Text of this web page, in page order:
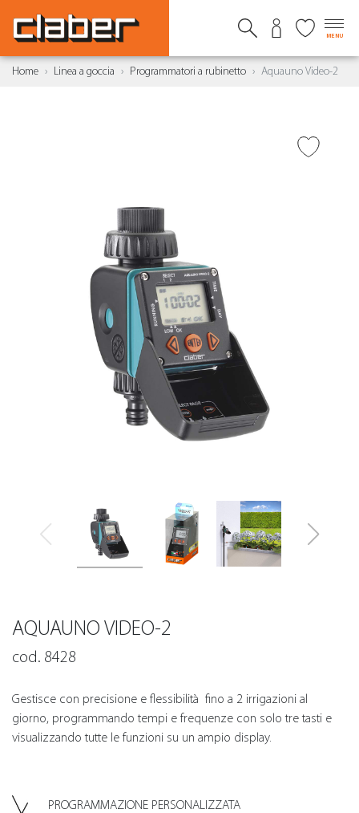
MENU
Home Linea a goccia Programmatori a rubinetto Aquauno Video-2
AQUAUNO VIDEO-2
cod. 8428
Gestisce con precisione e flessibilità fino a 2 irrigazioni al
giorno, programmando tempi e frequenze con solo tre tasti e
visualizzando tutte le funzioni su un ampio display.
PROGRAMMAZIONE PERSONALIZZATA